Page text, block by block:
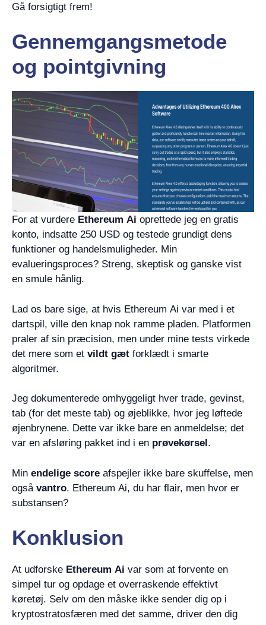
Gå forsigtigt frem!
Gennemgangsmetode
og pointgivning
For at vurdere Ethereum Ai oprettede jeg en gratis
konto, indsatte 250 USD og testede grundigt dens
funktioner og handelsmuligheder. Min
evalueringsproces? Streng, skeptisk og ganske vist
en smule hånlig.
Lad os bare sige, at hvis Ethereum Ai var med i et
dartspil, ville den knap nok ramme pladen. Platformen
praler af sin præcision, men under mine tests virkede
det mere som et vildt gæt forklædt i smarte
algoritmer.
Jeg dokumenterede omhyggeligt hver trade, gevinst,
tab (for det meste tab) og øjeblikke, hvor jeg løftede
øjenbrynene. Dette var ikke bare en anmeldelse; det
var en afsløring pakket ind i en prøvekørsel .
Min endelige score afspejler ikke bare skuffelse, men
også vantro. Ethereum Ai, du har flair, men hvor er
substansen?
Konklusion
At udforske Ethereum Ai var som at forvente en
simpel tur og opdage et overraskende effektivt
køretøj. Selv om den måske ikke sender dig op i
kryptostratosfæren med det samme, driver den dig